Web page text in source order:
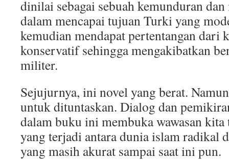
dinilai sebagai sebuah kemunduran
dalam mencapai tujuan Turki yang
kemudian mendapat pertentangan dari
konservatif sehingga mengakibatkan
militer.
Sejujurnya, ini novel yang berat.
untuk dituntaskan. Dialog dan
dalam buku ini membuka wawasan kita
yang terjadi antara dunia islam radikal
yang masih akurat sampai saat ini pun.